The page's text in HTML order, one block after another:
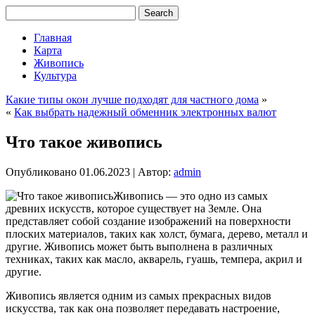
Главная
Карта
Живопись
Культура
Какие типы окон лучше подходят для частного дома »
« Как выбрать надежный обменник электронных валют
Что такое живопись
Опубликовано 01.06.2023 | Автор: admin
Живопись — это одно из самых
древних искусств, которое существует на Земле. Она
представляет собой создание изображений на поверхности
плоских материалов, таких как холст, бумага, дерево, металл и
другие. Живопись может быть выполнена в различных
техниках, таких как масло, акварель, гуашь, темпера, акрил и
другие.
Живопись является одним из самых прекрасных видов
искусства, так как она позволяет передавать настроение,